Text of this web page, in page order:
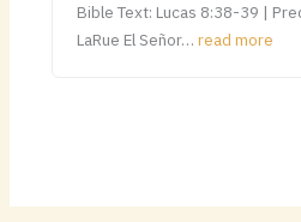
Bible Text: Lucas 8:38-39 |
LaRue El Señor…read more